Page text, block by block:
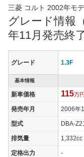
三菱 コルト 2002年モ
グレード情報
年11月発売終了
グレード 1.3F
基本情報
新車価格 115万円
発売年月 2006年
型式 DBA-
排気量 1,332cc
定格出力 -